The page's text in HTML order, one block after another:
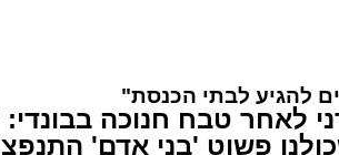
להגיע לבתי הכנסת"
לאחר טבח חנוכה